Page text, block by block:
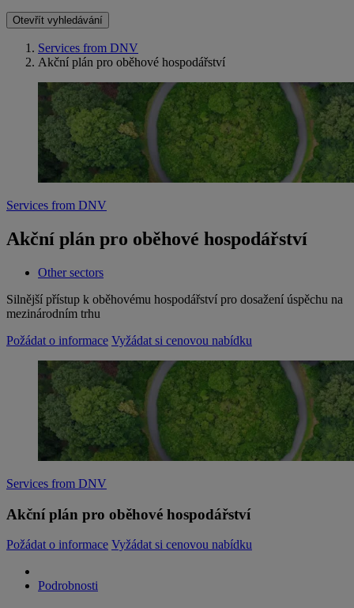
Otevřít vyhledávání
Services from DNV
Akční plán pro oběhové hospodářství
Services from DNV
Akční plán pro oběhové hospodářství
Other sectors
Silnější přístup k oběhovému hospodářství pro dosažení úspěchu na
mezinárodním trhu
Požádat o informace Vyžádat si cenovou nabídku
Services from DNV
Akční plán pro oběhové hospodářství
Požádat o informace Vyžádat si cenovou nabídku
Podrobnosti